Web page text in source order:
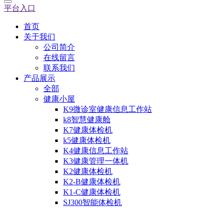
平台入口
首页
关于我们
公司简介
在线留言
联系我们
产品展示
全部
健康小屋
K9微诊室健康信息工作站
k8智慧健康舱
K7健康体检机
k5健康体检机
K4健康信息工作站
K3健康管理一体机
K2健康体检机
K2-B健康体检机
K1-C健康体检机
SJ300智能体检机